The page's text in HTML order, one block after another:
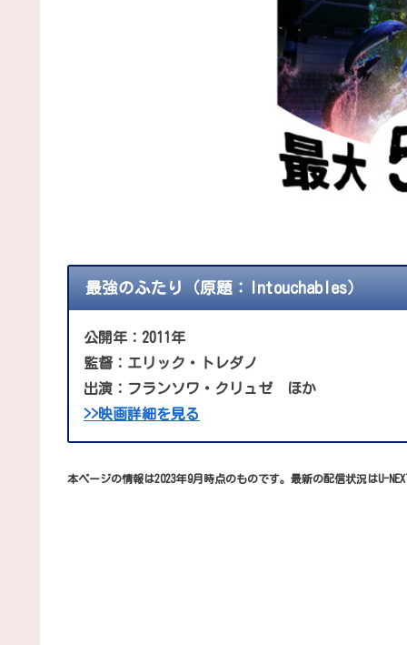
最強のふたり（原題：Intouchables）
公開年：2011年
監督：エリック・トレダノ
出演：フランソワ・クリュゼ ほか
>>映画詳細を見る
本ページの情報は2023年9月時点のものです。最新の配信状況はU-